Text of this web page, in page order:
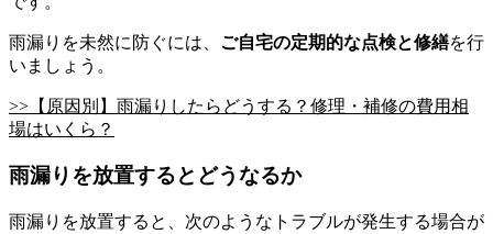
雨漏りを未然に防ぐには、 ご自宅の定期的な点検と修繕を行
いましょう。
>>【原因別】雨漏りしたらどうする？修理・補修の費用相
場はいくら？
雨漏りを放置するとどうなるか
雨漏りを放置すると、次のようなトラブルが発生する場合が